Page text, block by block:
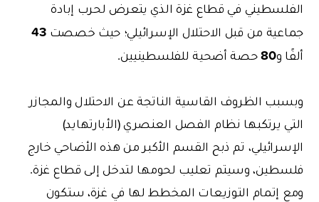
الفلسطيني في قطاع غزة الذي يتعرض لحرب إبادة
جماعية من قبل الاحتلال الإسرائيلي؛ حيث خصصت43
ألفًا و80حصة أضحية للفلسطينيين.
وبسبب الظروف القاسية الناتجة عن الاحتلال والمجازر
التي يرتكبها نظام الفصل العنصري (الأبارتهايد)
الإسرائيلي، تم ذبح القسم الأكبر من هذه الأضاحي خارج
فلسطين، وسيتم تعليب لحومها لتدخل إلى قطاع غزة.
ومع إتمام التوزيعات المخطط لها في غزة، ستكون